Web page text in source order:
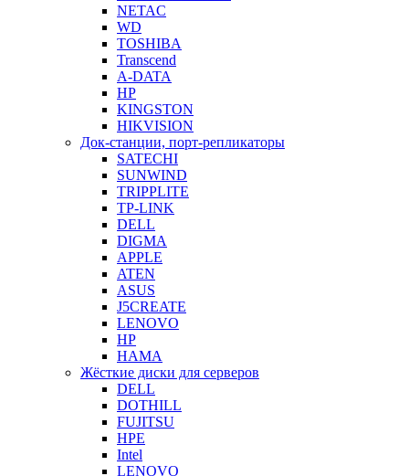
NETAC
WD
TOSHIBA
Transcend
A-DATA
HP
KINGSTON
HIKVISION
Док-станции, порт-репликаторы
SATECHI
SUNWIND
TRIPPLITE
TP-LINK
DELL
DIGMA
APPLE
ATEN
ASUS
J5CREATE
LENOVO
HP
HAMA
Жёсткие диски для серверов
DELL
DOTHILL
FUJITSU
HPE
Intel
LENOVO